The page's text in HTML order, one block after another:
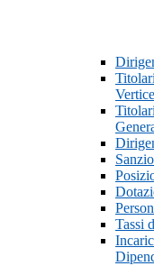
Vertice
Tassi